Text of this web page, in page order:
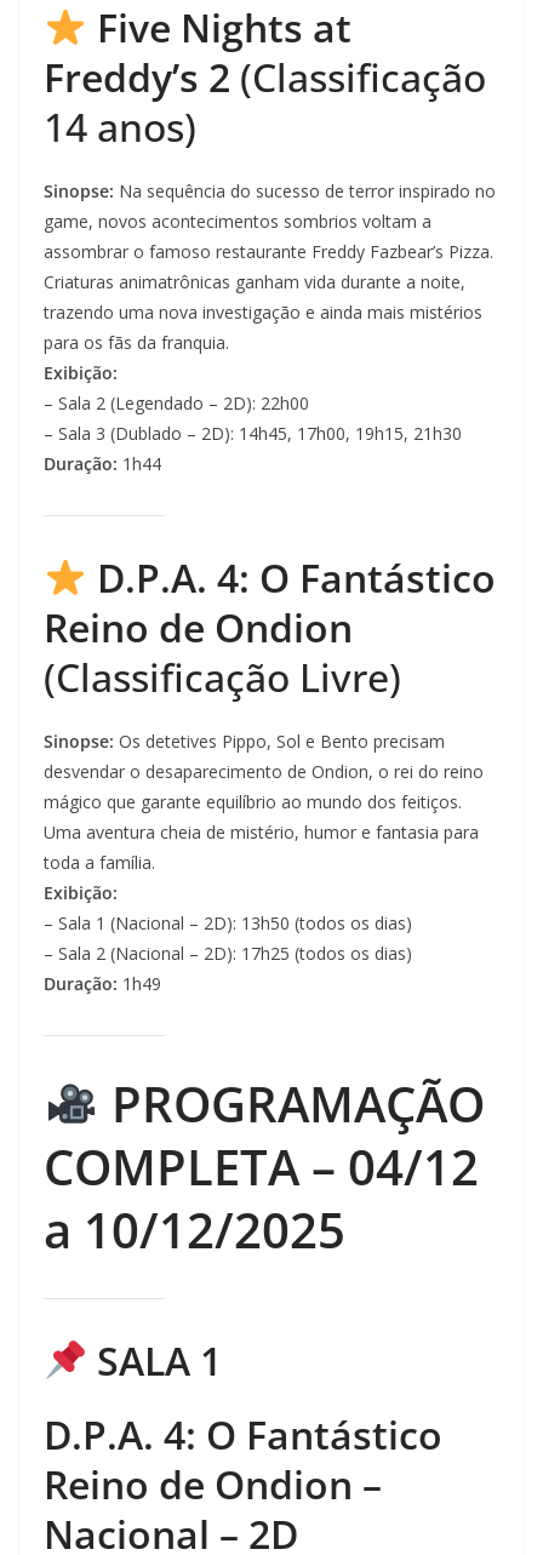
Five Nights at
Freddy’s 2 (Classificação
14 anos)
Sinopse: Na sequência do sucesso de terror inspirado no
game, novos acontecimentos sombrios voltam a
assombrar o famoso restaurante Freddy Fazbear’s Pizza.
Criaturas animatrônicas ganham vida durante a noite,
trazendo uma nova investigação e ainda mais mistérios
para os fãs da franquia.
Exibição:
– Sala 2 (Legendado – 2D): 22h00
– Sala 3 (Dublado – 2D): 14h45, 17h00, 19h15, 21h30
Duração: 1h44
D.P.A. 4: O Fantástico
Reino de Ondion
(Classificação Livre)
Sinopse: Os detetives Pippo, Sol e Bento precisam
desvendar o desaparecimento de Ondion, o rei do reino
mágico que garante equilíbrio ao mundo dos feitiços.
Uma aventura cheia de mistério, humor e fantasia para
toda a família.
Exibição:
– Sala 1 (Nacional – 2D): 13h50 (todos os dias)
– Sala 2 (Nacional – 2D): 17h25 (todos os dias)
Duração: 1h49
PROGRAMAÇÃO
COMPLETA – 04/12
a 10/12/2025
SALA 1
D.P.A. 4: O Fantástico
Reino de Ondion –
Nacional – 2D